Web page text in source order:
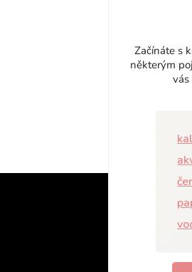
Začínáte s
některým